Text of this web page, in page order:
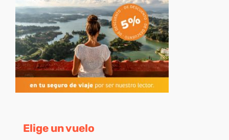
Elige un vuelo